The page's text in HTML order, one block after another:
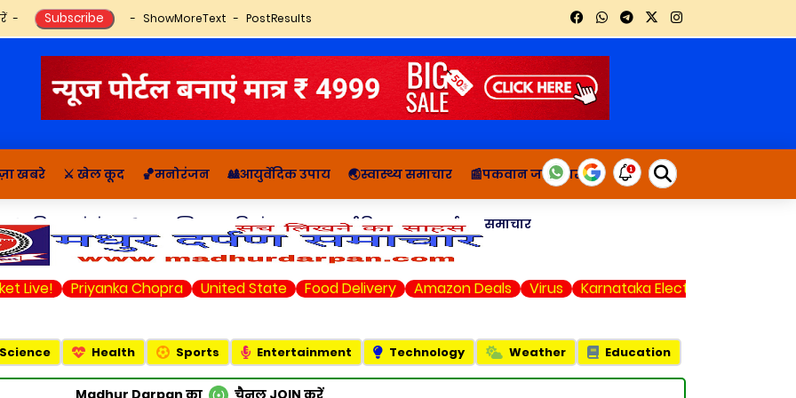
ShowMoreText PostResults
खबरे ⚔️ खेल कूद 🏀मनोरंजन 🎎आयुर्वेदिक उपाय 🌏स्वास्थ्य समाचार 📰पकवान जानकारी
🔬राशिफल, पंचांग 📚आध्यात्मिक कहानियां व ज्ञान राजनीति समाचार दुर्घटना समाचार
Live! Priyanka Chopra United State Food Delivery Amazon Deals Virus Karnataka Elections
Science Health Sports Entertainment Technology Weather Education
Madhur Darpan का चैनल JOIN करें